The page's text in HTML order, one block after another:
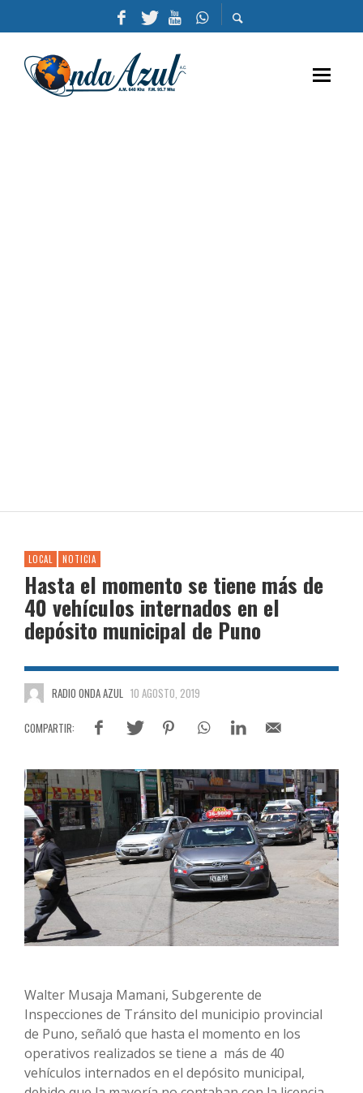
LOCAL NOTICIA
Hasta el momento se tiene más de
40 vehículos internados en el
depósito municipal de Puno
RADIO ONDA AZUL 10 AGOSTO, 2019
Walter Musaja Mamani, Subgerente de
Inspecciones de Tránsito del municipio provincial
de Puno, señaló que hasta el momento en los
operativos realizados se tiene a más de 40
vehículos internados en el depósito municipal,